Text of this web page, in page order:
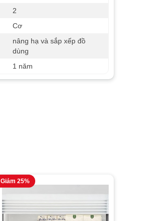
2
Cơ
nâng hạ và sắp xếp đồ
dùng
1 năm
Giảm 25%